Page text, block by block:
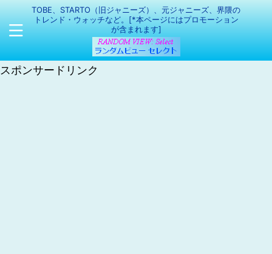
TOBE、STARTO（旧ジャニーズ）、元ジャニーズ、界隈の
トレンド・ウォッチなど。[*本ページにはプロモーション
が含まれます]
スポンサードリンク